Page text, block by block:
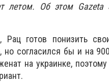
летом. Об этом
готов понизить
но согласился бы и на
на украинке,